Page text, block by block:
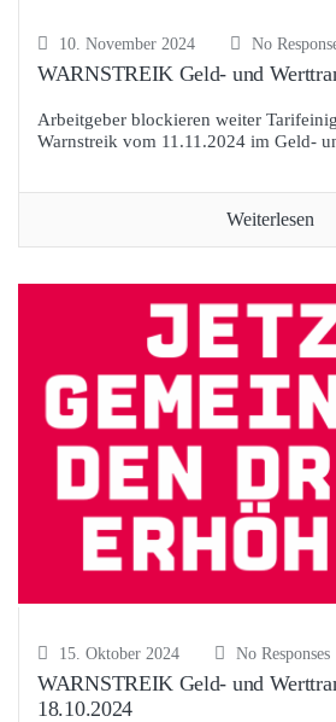
10. November 2024 No
WARNSTREIK Geld- und
Arbeitgeber blockieren weiter
Warnstreik vom 11.11.2024 im Geld-
Weiterlesen
15. Oktober 2024 No Responses
WARNSTREIK Geld- und
18.10.2024